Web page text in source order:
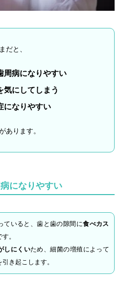
だと、
周病になりやすい
気にしてしまう
になりやすい
あります。
になりやすい
ていると、歯と歯の隙間に食べカス
す。
しにくいため、細菌の増殖によって
き起こします。